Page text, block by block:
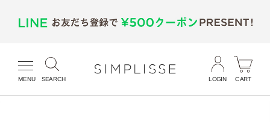
MENU SEARCH LOGIN CART